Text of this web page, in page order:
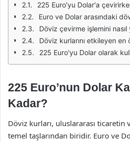
225 Euro'yu Dolar'a çevirirken hangi
Euro ve Dolar arasındaki döviz
Döviz çevirme işlemini
Döviz kurlarını etkileyen
225 Euro'yu Dolar olarak
225 Euro’nun Dolar
Kadar?
Döviz kurları, uluslararası ticaretin
temel taşlarından biridir. Euro ve